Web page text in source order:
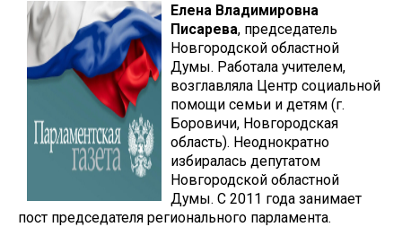
Елена Владимировна
Писарева, председатель
Новгородской областной
Думы. Работала учителем,
возглавляла Центр социальной
помощи семьи и детям (г.
Боровичи, Новгородская
область). Неоднократно
избиралась депутатом
Новгородской областной
Думы. С 2011 года занимает
пост председателя регионального парламента.